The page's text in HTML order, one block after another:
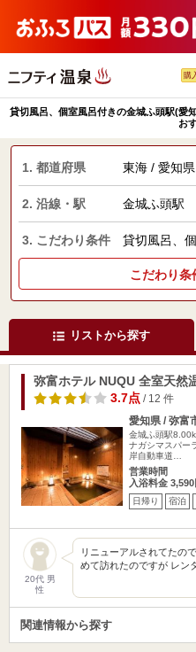
購
貸切風呂、個室風呂付きの金城ふ頭駅(愛
お
1. 都道府県 東海 / 愛知県
2. 沿線・駅 金城ふ頭駅
3. こだわり条件 貸切風呂、
こだわり条
リストから探す
弥富ホテル NUQU 全室天然
3.7点/ 12 件
愛知県 / 弥富
金城ふ頭駅
ナガシマスパー
岸自動車道…
営業時間
入浴料金 3,590
日帰り 宿泊
20代 男
性
リニューアルされてたの
めて訪れたのですが レン
関連情報から探す